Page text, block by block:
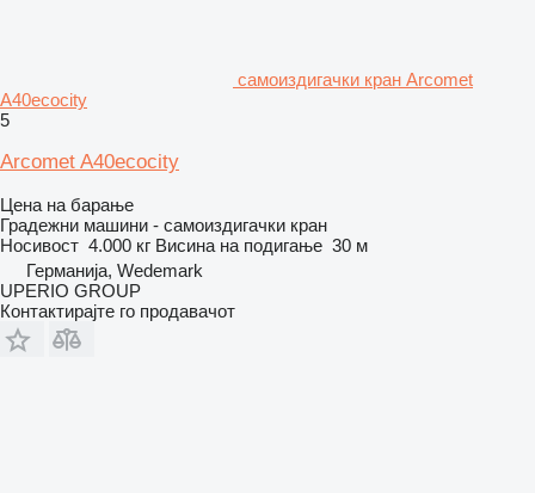
самоиздигачки кран Arcomet
A40ecocity
5
Arcomet A40ecocity
Цена на барање
Градежни машини - самоиздигачки кран
Носивост 4.000 кг Висина на подигање 30 м
Германија, Wedemark
UPERIO GROUP
Контактирајте го продавачот